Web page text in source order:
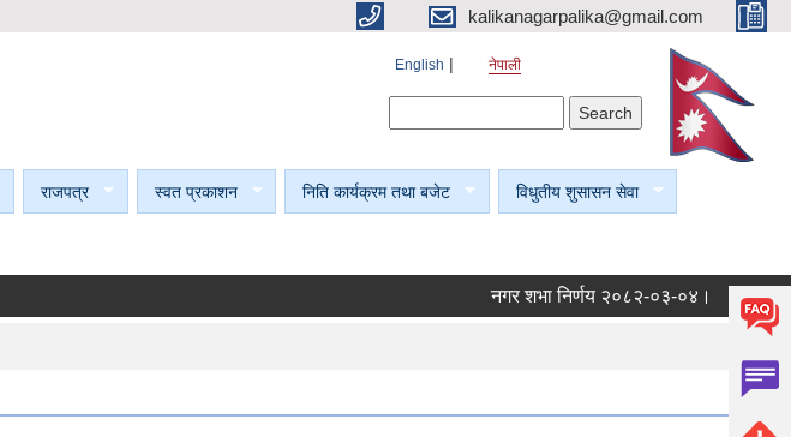
kalikanagarpalika@gmail.com
English नेपाली
राजपत्र स्वत प्रकाशन निति कार्यक्रम तथा बजेट विधुतीय शुसासन सेवा
नगर शभा निर्णय २०८२-०३-०४। नगर शभा